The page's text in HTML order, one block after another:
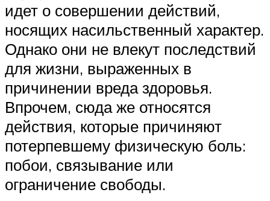
идет о совершении действий,
носящих насильственный характер.
Однако они не влекут последствий
для жизни, выраженных в
причинении вреда здоровья.
Впрочем, сюда же относятся
действия, которые причиняют
потерпевшему физическую боль:
побои, связывание или
ограничение свободы.